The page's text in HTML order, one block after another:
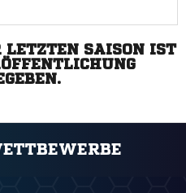
LETZTEN SAISON IST